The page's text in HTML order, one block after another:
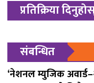
प्रतिक्रिया
संबन्धित
‘नेशनल म्युजिक